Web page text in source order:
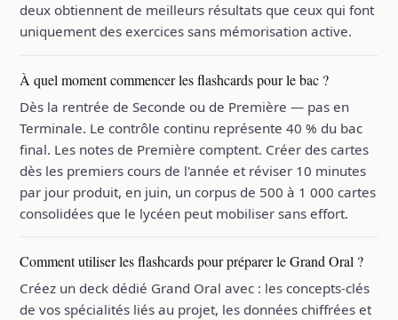
deux obtiennent de meilleurs résultats que ceux qui font
uniquement des exercices sans mémorisation active.
À quel moment commencer les flashcards pour le bac ?
Dès la rentrée de Seconde ou de Première — pas en
Terminale. Le contrôle continu représente 40 % du bac
final. Les notes de Première comptent. Créer des cartes
dès les premiers cours de l'année et réviser 10 minutes
par jour produit, en juin, un corpus de 500 à 1 000 cartes
consolidées que le lycéen peut mobiliser sans effort.
Comment utiliser les flashcards pour préparer le Grand Oral ?
Créez un deck dédié Grand Oral avec : les concepts-clés
de vos spécialités liés au projet, les données chiffrées et